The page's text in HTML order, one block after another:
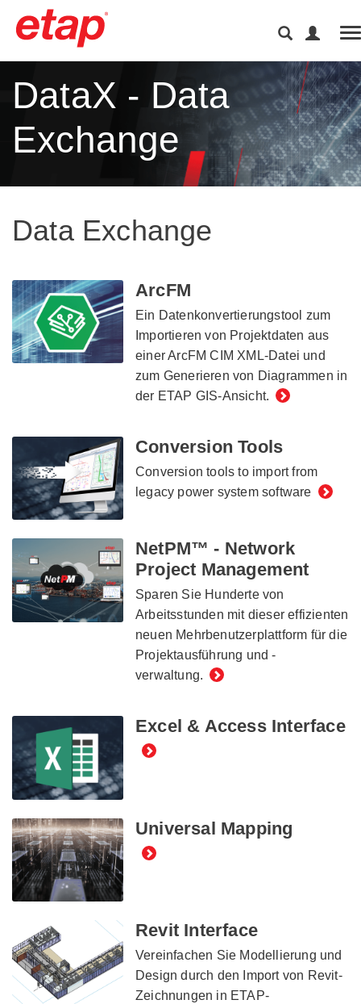
DataX - Data
Exchange
Data Exchange
ArcFM
Ein Datenkonvertierungstool zum
Importieren von Projektdaten aus
einer ArcFM CIM XML-Datei und
zum Generieren von Diagrammen in
der ETAP GIS-Ansicht.
Conversion Tools
Conversion tools to import from
legacy power system software
NetPM™ - Network
Project Management
Sparen Sie Hunderte von
Arbeitsstunden mit dieser effizienten
neuen Mehrbenutzerplattform für die
Projektausführung und -
verwaltung.
Excel & Access Interface
Universal Mapping
Revit Interface
Vereinfachen Sie Modellierung und
Design durch den Import von Revit-
Zeichnungen in ETAP-